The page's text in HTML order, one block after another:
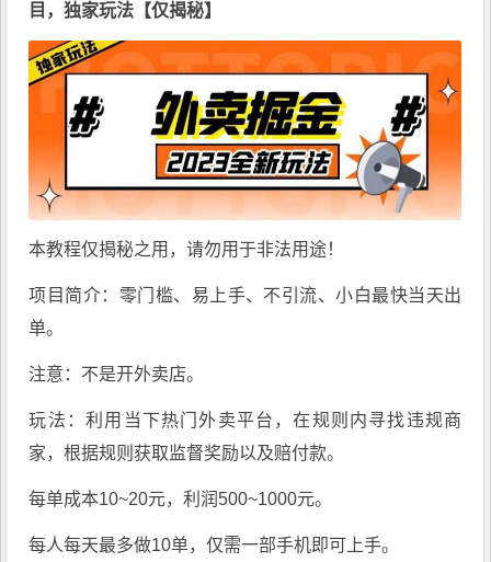
目，独家玩法【仅揭秘】
本教程仅揭秘之用，请勿用于非法用途！
项目简介：零门槛、易上手、不引流、小白最快当天出
单。
注意：不是开外卖店。
玩法：利用当下热门外卖平台，在规则内寻找违规商
家，根据规则获取监督奖励以及赔付款。
每单成本10~20元，利润500~1000元。
每人每天最多做10单，仅需一部手机即可上手。